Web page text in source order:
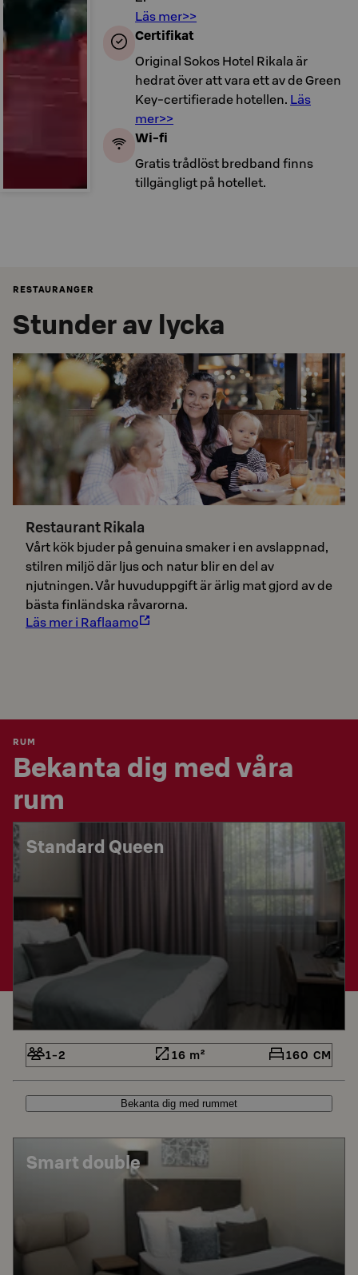
Läs mer>>
Certifikat
Original Sokos Hotel Rikala är
hedrat över att vara ett av de Green
Key-certifierade hotellen. Läs
mer>>
Wi-fi
Gratis trådlöst bredband finns
tillgängligt på hotellet.
RESTAURANGER
Stunder av lycka
Restaurant Rikala
Vårt kök bjuder på genuina smaker i en avslappnad,
stilren miljö där ljus och natur blir en del av
njutningen. Vår huvuduppgift är ärlig mat gjord av de
bästa finländska råvarorna.
Läs mer i Raflaamo
RUM
Bekanta dig med våra
rum
Standard Queen
1-2 16 m² 160 CM
Bekanta dig med rummet
Smart double